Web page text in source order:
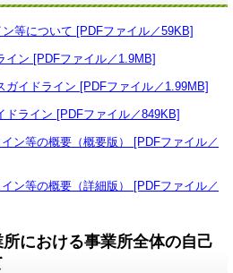
等について [PDFファイル／59KB]
イン [PDFファイル／1.9MB]
ガイドライン [PDFファイル／1.99MB]
ドライン [PDFファイル／849KB]
ン等の概要（概要版） [PDFファイル／
ン等の概要（詳細版） [PDFファイル／
における事業所全体の自己